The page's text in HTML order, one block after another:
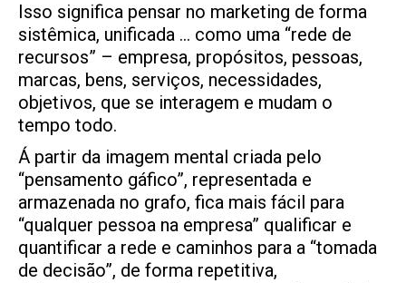
Isso significa pensar no marketing de forma
sistêmica, unificada … como uma “rede de
recursos” – empresa, propósitos, pessoas,
marcas, bens, serviços, necessidades,
objetivos, que se interagem e mudam o
tempo todo.
Á partir da imagem mental criada pelo
“pensamento gáfico”, representada e
armazenada no grafo, fica mais fácil para
“qualquer pessoa na empresa” qualificar e
quantificar a rede e caminhos para a “tomada
de decisão”, de forma repetitiva,